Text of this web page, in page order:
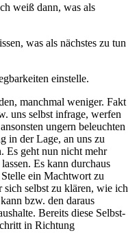
weiß dann, was als
was als nächstes zu tun
einstelle.
manchmal weniger. Fakt
uns selbst infrage, werfen
ungern beleuchten
in der Lage, an uns zu
Es geht nun nicht mehr
Es kann durchaus
ein Machtwort zu
sich selbst zu klären, wie ich
bzw. den daraus
Bereits diese Selbst-
in Richtung